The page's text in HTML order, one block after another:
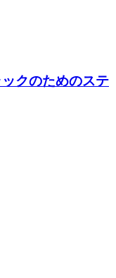
クのためのステ